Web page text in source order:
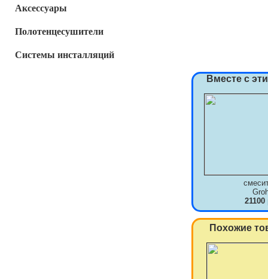
Аксессуары
Полотенцесушители
Системы инсталляций
Вместе с
21100
Похожие